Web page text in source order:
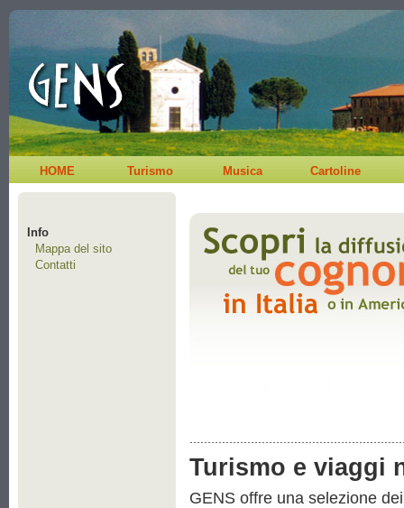
HOME Turismo Musica Cartoline
Info
Mappa del sito
Contatti
Turismo e viaggi
GENS offre una selezione